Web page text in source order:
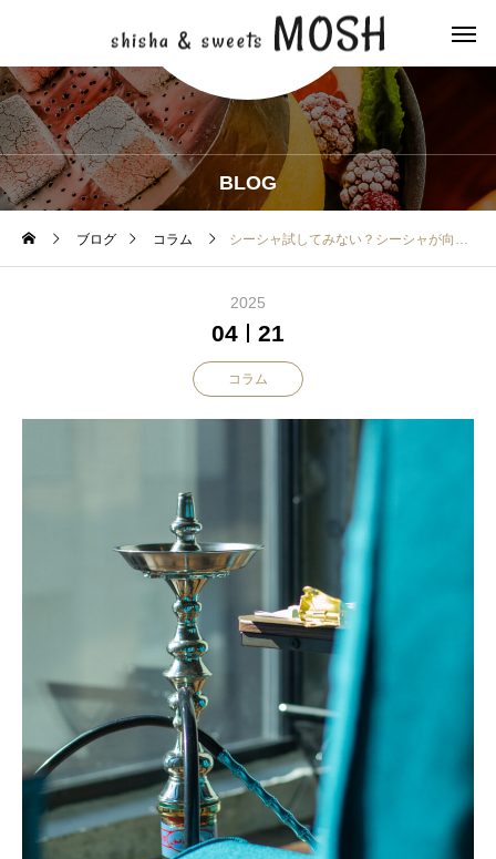
BLOG
ブログ コラム シーシャ試してみない？シーシャが向いている人の嗜好・性格を紹介
2025
04 21
コラム